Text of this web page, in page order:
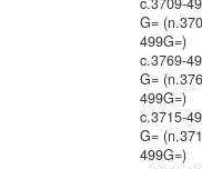
G=
499G=)
c.3769-
G=
499G=)
c.3715-
G=
499G=)